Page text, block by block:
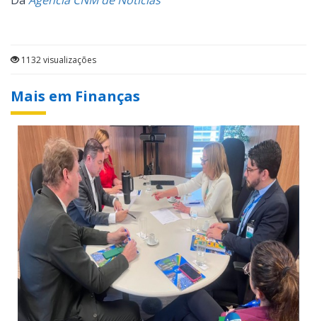
1132 visualizações
Mais em Finanças